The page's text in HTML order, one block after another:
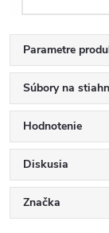
Parametre
Súbory na
Hodnotenie
Diskusia
Značka